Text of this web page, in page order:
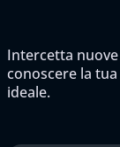
Intercetta
conoscere la
ideale.